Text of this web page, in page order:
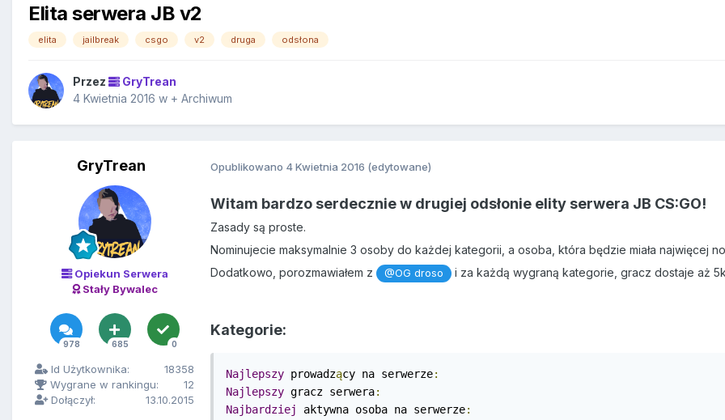
Elita serwera JB v2
elita jailbreak csgo v2 druga odsłona
Przez
GryTrean
4 Kwietnia 2016 w + Archiwum
GryTrean
Opiekun Serwera
Stały Bywalec
978 685 0
Id Użytkownika:
18358
Wygrane w rankingu:
12
Dołączył:
13.10.2015
Opublikowano 4 Kwietnia 2016 (edytowane)
Witam bardzo serdecznie w drugiej odsłonie elity serwera JB CS:GO!
Zasady są proste.
Nominujecie maksymalnie 3 osoby do każdej kategorii, a osoba, która będzie miała najwięcej
Dodatkowo, porozmawiałem z
@OG droso i za każdą wygraną kategorie, gracz dostaje aż
Kategorie:
Najlepszy prowadzący na serwerze:
Najlepszy gracz serwera:
Najbardziej
aktywna osoba na serwerze: